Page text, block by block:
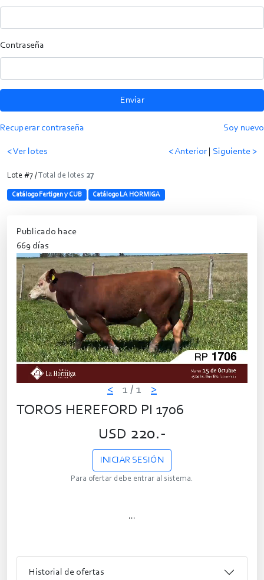
Contraseña
Enviar
Recuperar contraseña Soy nuevo
< Ver lotes < Anterior Siguiente >
Lote #7 /Total de lotes 27
Catálogo Fertigen y CUB Catálogo LA HORMIGA
Publicado hace
669 días
< 1 / 1 >
TOROS HEREFORD PI 1706
USD 220.-
INICIAR SESIÓN
Para ofertar debe entrar al sistema.
...
Historial de ofertas